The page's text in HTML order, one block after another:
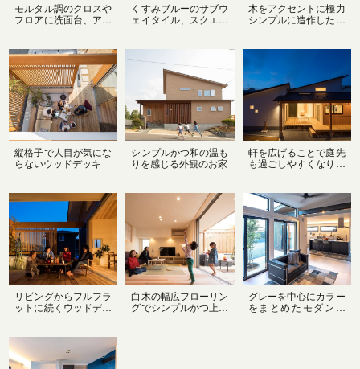
モルタル調のクロスや
フロアに洗面台、アイ
室には、木製のミラー
付き収納や造作収納で
温かみをプラス
くすみブルーのサブウ
ェイタイル、スクエア
洗面台、木製のミラー
やウォールラックなど
など、インダストリア
ルでかっこいい洗面ス
ペース
木をアクセントに極力
シンプルに造作したオ
ルが映えるスタイリッ
シュモダンな洗面脱衣
室
縦格子で人目が気にな
らないウッドデッキ
シンプルかつ和の温も
りを感じる外観のお家
軒を広げることで庭先
も過ごしやすくなりま
リビングからフルフラ
ットに続くウッドデッ
白木の幅広フローリン
グでシンプルかつ上品
グレーを中心にカラー
をまとめたモダンな